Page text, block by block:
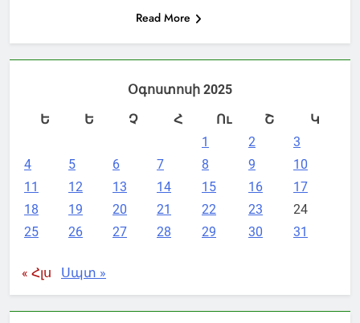
Read More
Օգոստոսի 2025
Ե
Ե Չ Հ Ու Շ
Կ
1
2
3
4
5 6 7 8 9
10
11
12 13 14 15 16
17
18
19 20 21 22 23
24
25
26 27 28 29 30 31
« Հլս Սպտ »